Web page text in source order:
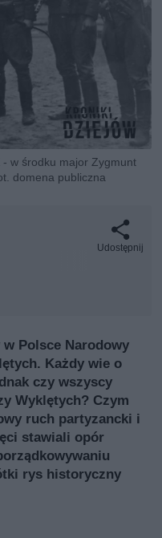
- w środku major Zygmunt
domena publiczna
Udostępnij
Polsce Narodowy
Każdy wie o
czy wszyscy
Wyklętych? Czym
ruch partyzancki i
stawiali opór
rys historyczny